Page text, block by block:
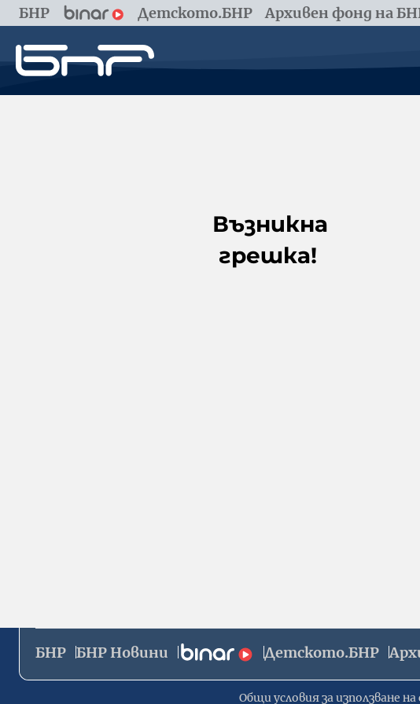
БНР Детското.БНР Архивен фонд на
Възникна
грешка!
БНР БНР Новини Детското.БНР
Общи условия за използване